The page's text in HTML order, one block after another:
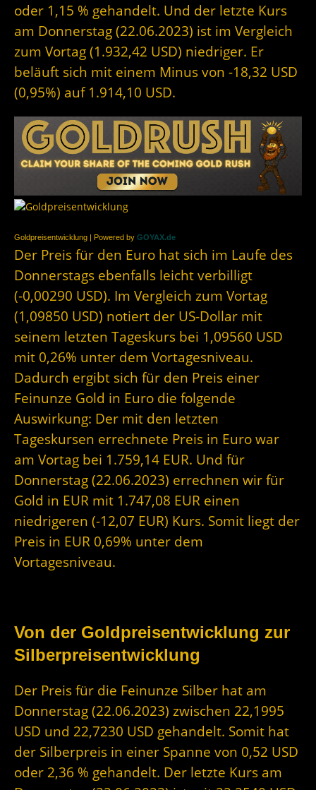
oder 1,15 % gehandelt. Und der letzte Kurs
am Donnerstag (22.06.2023) ist im Vergleich
zum Vortag (1.932,42 USD) niedriger. Er
beläuft sich mit einem Minus von -18,32 USD
(0,95%) auf 1.914,10 USD.
Goldpreisentwicklung | Powered by GOYAX.de
Der Preis für den Euro hat sich im Laufe des
Donnerstags ebenfalls leicht verbilligt
(-0,00290 USD). Im Vergleich zum Vortag
(1,09850 USD) notiert der US-Dollar mit
seinem letzten Tageskurs bei 1,09560 USD
mit 0,26% unter dem Vortagesniveau.
Dadurch ergibt sich für den Preis einer
Feinunze Gold in Euro die folgende
Auswirkung: Der mit den letzten
Tageskursen errechnete Preis in Euro war
am Vortag bei 1.759,14 EUR. Und für
Donnerstag (22.06.2023) errechnen wir für
Gold in EUR mit 1.747,08 EUR einen
niedrigeren (-12,07 EUR) Kurs. Somit liegt der
Preis in EUR 0,69% unter dem
Vortagesniveau.
Von der Goldpreisentwicklung zur
Silberpreisentwicklung
Der Preis für die Feinunze Silber hat am
Donnerstag (22.06.2023) zwischen 22,1995
USD und 22,7230 USD gehandelt. Somit hat
der Silberpreis in einer Spanne von 0,52 USD
oder 2,36 % gehandelt. Der letzte Kurs am